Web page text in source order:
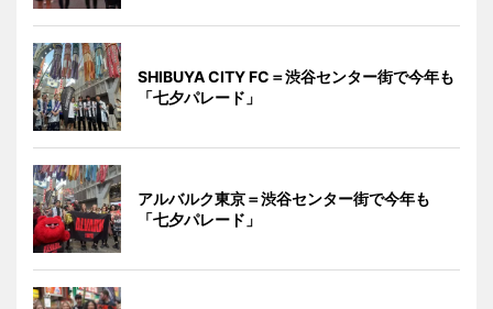
SHIBUYA CITY FC＝渋谷センター街で今年も
「七夕パレード」
アルバルク東京＝渋谷センター街で今年も
「七夕パレード」